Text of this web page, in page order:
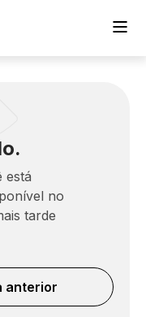
está
no
tarde
anterior